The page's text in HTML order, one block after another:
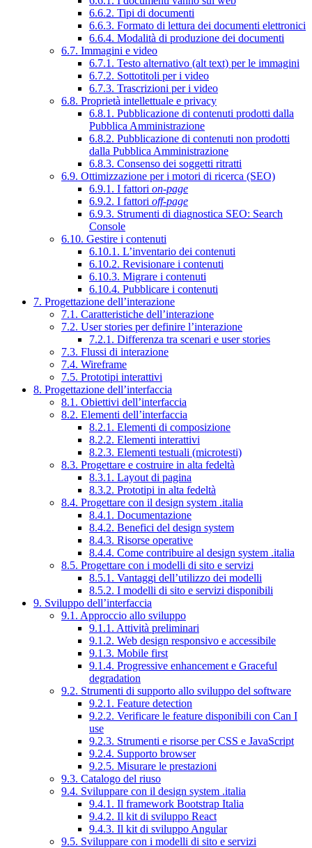
6.6.2. Tipi di documenti
6.6.3. Formato di lettura dei documenti elettronici
6.6.4. Modalità di produzione dei documenti
6.7. Immagini e video
6.7.1. Testo alternativo (alt text) per le immagini
6.7.2. Sottotitoli per i video
6.7.3. Trascrizioni per i video
6.8. Proprietà intellettuale e privacy
6.8.1. Pubblicazione di contenuti prodotti dalla
Pubblica Amministrazione
6.8.2. Pubblicazione di contenuti non prodotti
dalla Pubblica Amministrazione
6.8.3. Consenso dei soggetti ritratti
6.9. Ottimizzazione per i motori di ricerca (SEO)
6.9.1. I fattori on-page
6.9.2. I fattori off-page
6.9.3. Strumenti di diagnostica SEO: Search
Console
6.10. Gestire i contenuti
6.10.1. L’inventario dei contenuti
6.10.2. Revisionare i contenuti
6.10.3. Migrare i contenuti
6.10.4. Pubblicare i contenuti
7. Progettazione dell’interazione
7.1. Caratteristiche dell’interazione
7.2. User stories per definire l’interazione
7.2.1. Differenza tra scenari e user stories
7.3. Flussi di interazione
7.4. Wireframe
7.5. Prototipi interattivi
8. Progettazione dell’interfaccia
8.1. Obiettivi dell’interfaccia
8.2. Elementi dell’interfaccia
8.2.1. Elementi di composizione
8.2.2. Elementi interattivi
8.2.3. Elementi testuali (microtesti)
8.3. Progettare e costruire in alta fedeltà
8.3.1. Layout di pagina
8.3.2. Prototipi in alta fedeltà
8.4. Progettare con il design system .italia
8.4.1. Documentazione
8.4.2. Benefici del design system
8.4.3. Risorse operative
8.4.4. Come contribuire al design system .italia
8.5. Progettare con i modelli di sito e servizi
8.5.1. Vantaggi dell’utilizzo dei modelli
8.5.2. I modelli di sito e servizi disponibili
9. Sviluppo dell’interfaccia
9.1. Approccio allo sviluppo
9.1.1. Attività preliminari
9.1.2. Web design responsivo e accessibile
9.1.3. Mobile first
9.1.4. Progressive enhancement e Graceful
degradation
9.2. Strumenti di supporto allo sviluppo del software
9.2.1. Feature detection
9.2.2. Verificare le feature disponibili con Can I
use
9.2.3. Strumenti e risorse per CSS e JavaScript
9.2.4. Supporto browser
9.2.5. Misurare le prestazioni
9.3. Catalogo del riuso
9.4. Sviluppare con il design system .italia
9.4.1. Il framework Bootstrap Italia
9.4.2. Il kit di sviluppo React
9.4.3. Il kit di sviluppo Angular
9.5. Sviluppare con i modelli di sito e servizi